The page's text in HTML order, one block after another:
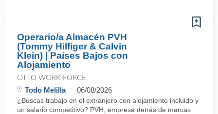
Operario/a Almacén PVH
(Tommy Hilfiger & Calvin
Klein) | Países Bajos con
Alojamiento
OTTO WORK FORCE
Todo Melilla 06/08/2026
¿Buscas trabajo en el extranjero con alojamiento incluido y
un salario competitivo? PVH, empresa detrás de marcas